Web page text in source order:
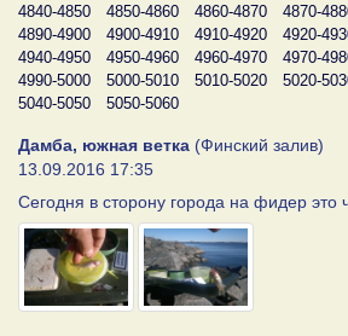
4840-4850
4850-4860 4860-4870 4870-
4890-4900
4900-4910 4910-4920 4920-
4940-4950
4950-4960 4960-4970 4970-
4990-5000
5000-5010 5010-5020 5020-
5040-5050
5050-5060
Дамба, южная ветка (Финский залив)
13.09.2016 17:35
Сегодня в сторону города на фидер это